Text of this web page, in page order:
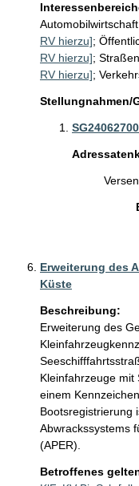
Automobilwirtschaft
RV hierzu];
RV hierzu];
RV hierzu];
Stellungnahmen/
Erweiterung des
Küste
Beschreibung:
Erweiterung des
Kleinfahrzeuge mit
einem
Bootsregistrierung
Abwrackssystems
(APER).
Betroffenes